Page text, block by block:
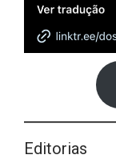
Editorias